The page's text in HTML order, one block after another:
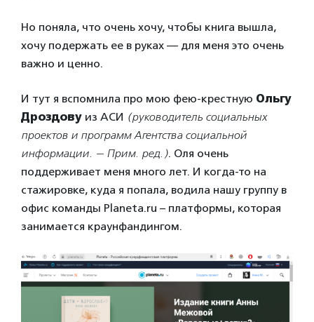
Но поняла, что очень хочу, чтобы книга вышла,
хочу подержать ее в руках — для меня это очень
важно и ценно.
И тут я вспомнила про мою фею-крестную Ольгу
Дроздову из АСИ (руководитель социальных
проектов и программ Агентства социальной
информации. — Прим. ред.). Оля очень
поддерживает меня много лет. И когда-то на
стажировке, куда я попала, водила нашу группу в
офис команды Planeta.ru – платформы, которая
занимается краунфандингом.